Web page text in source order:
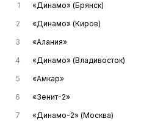
1 «Динамо» (Брянск)
2
«Динамо» (Киров)
3
«Алания»
4
«Динамо» (Владивосток)
5
«Амкар»
6
«Зенит-2»
7
«Динамо-2» (Москва)